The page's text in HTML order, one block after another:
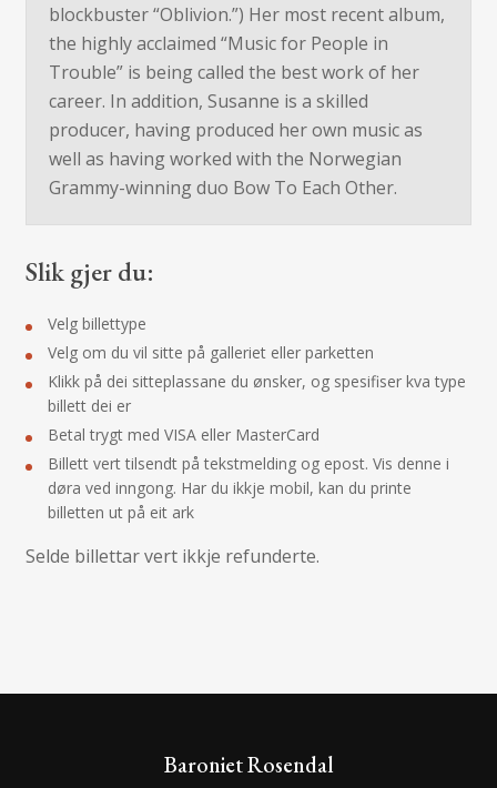
blockbuster “Oblivion.”) Her most recent album,
the highly acclaimed “Music for People in
Trouble” is being called the best work of her
career. In addition, Susanne is a skilled
producer, having produced her own music as
well as having worked with the Norwegian
Grammy-winning duo Bow To Each Other.
Slik gjer du:
Velg billettype
Velg om du vil sitte på galleriet eller parketten
Klikk på dei sitteplassane du ønsker, og spesifiser kva type
billett dei er
Betal trygt med VISA eller MasterCard
Billett vert tilsendt på tekstmelding og epost. Vis denne i
døra ved inngong. Har du ikkje mobil, kan du printe
billetten ut på eit ark
Selde billettar vert ikkje refunderte.
Baroniet Rosendal